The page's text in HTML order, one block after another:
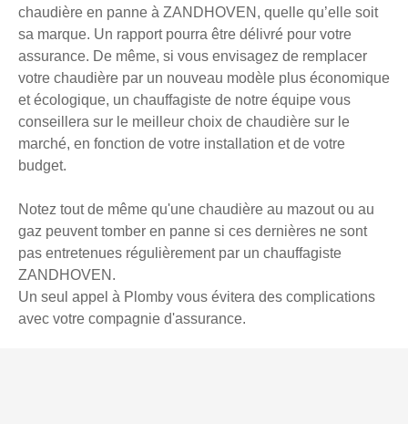
chaudière en panne à ZANDHOVEN, quelle qu’elle soit
sa marque. Un rapport pourra être délivré pour votre
assurance. De même, si vous envisagez de remplacer
votre chaudière par un nouveau modèle plus économique
et écologique, un chauffagiste de notre équipe vous
conseillera sur le meilleur choix de chaudière sur le
marché, en fonction de votre installation et de votre
budget.
Notez tout de même qu'une chaudière au mazout ou au
gaz peuvent tomber en panne si ces dernières ne sont
pas entretenues régulièrement par un chauffagiste
ZANDHOVEN.
Un seul appel à Plomby vous évitera des complications
avec votre compagnie d'assurance.